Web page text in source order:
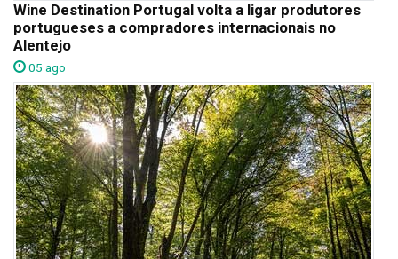
Wine Destination Portugal volta a ligar produtores
portugueses a compradores internacionais no
Alentejo
05 ago